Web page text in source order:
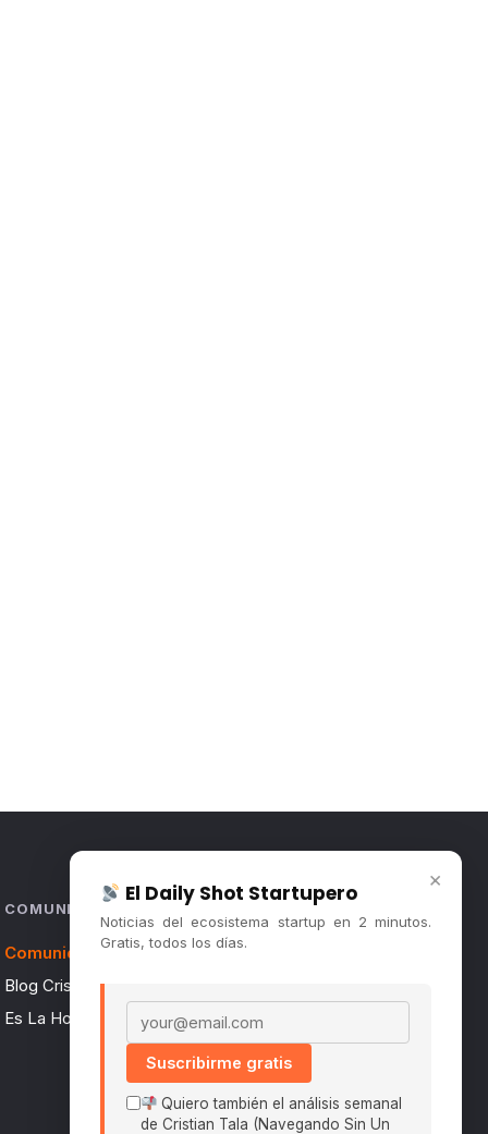
COMUNIDAD
Comunidad (Skool) ↗
Blog Cristian Tala ↗
Es La Hora de Aprender ↗
×
El Daily Shot Startupero
Noticias del ecosistema startup en 2 minutos.
Gratis, todos los días.
Email address
Suscribirme gratis
Quiero también el análisis semanal
de Cristian Tala (Navegando Sin Un